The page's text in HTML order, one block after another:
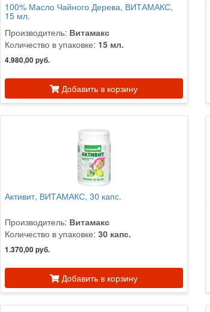
100% Масло Чайного Дерева, ВИТАМАКС,
15 мл.
Производитель: Витамакс
Количество в упаковке: 15 мл.
4.980,00 руб.
Добавить в корзину
Активит, ВИТАМАКС, 30 капс.
Производитель: Витамакс
Количество в упаковке: 30 капс.
1.370,00 руб.
Добавить в корзину